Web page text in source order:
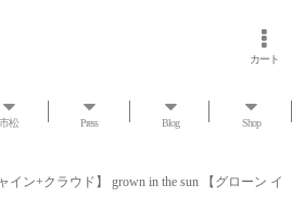
カート
市松 Press Blog Shop
ン+クラウド】 grown in the sun 【グローン イ